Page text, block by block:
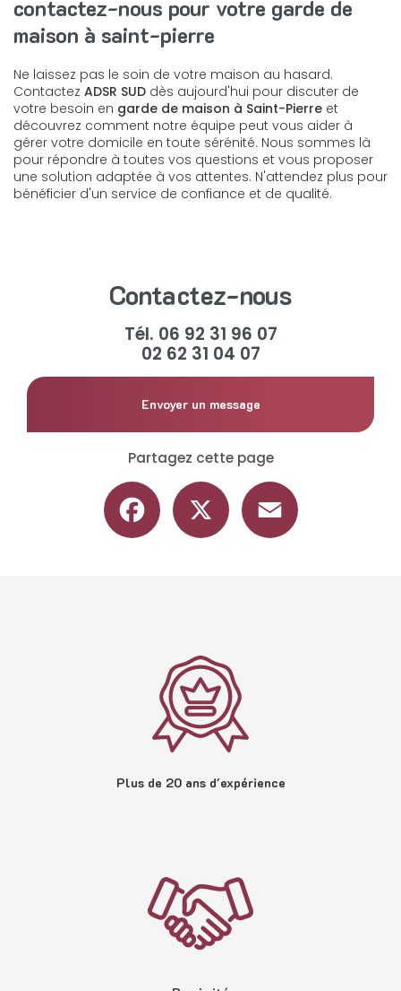
contactez-nous pour votre garde de
maison à saint-pierre
Ne laissez pas le soin de votre maison au hasard.
Contactez ADSR SUD dès aujourd'hui pour discuter de
votre besoin en garde de maison à Saint-Pierre et
découvrez comment notre équipe peut vous aider à
gérer votre domicile en toute sérénité. Nous sommes là
pour répondre à toutes vos questions et vous proposer
une solution adaptée à vos attentes. N'attendez plus pour
bénéficier d'un service de confiance et de qualité.
Contactez-nous
Tél. 06 92 31 96 07
02 62 31 04 07
Envoyer un message
Partagez cette page
Facebook
Plus de 20 ans d'expérience